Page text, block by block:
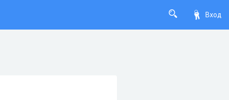
Вход